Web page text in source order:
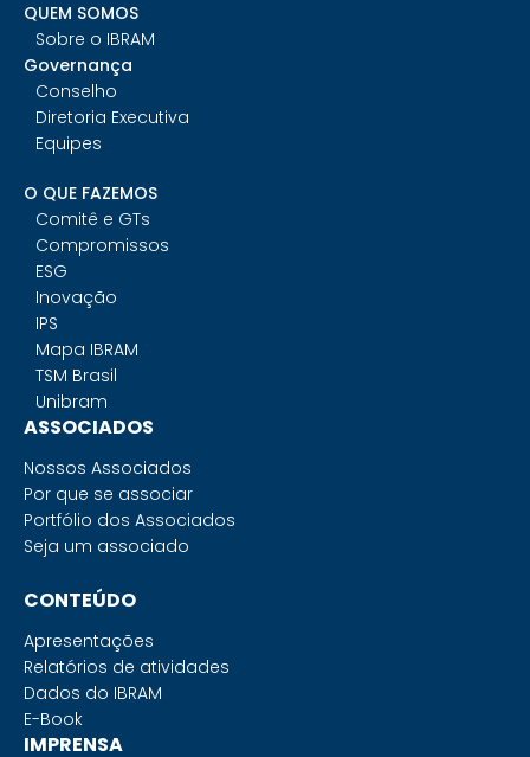
QUEM SOMOS
Sobre o IBRAM
Governança
Conselho
Diretoria Executiva
Equipes
O QUE FAZEMOS
Comitê e GTs
Compromissos
ESG
Inovação
IPS
Mapa IBRAM
TSM Brasil
Unibram
ASSOCIADOS
Nossos Associados
Por que se associar
Portfólio dos Associados
Seja um associado
CONTEÚDO
Apresentações
Relatórios de atividades
Dados do IBRAM
E-Book
IMPRENSA